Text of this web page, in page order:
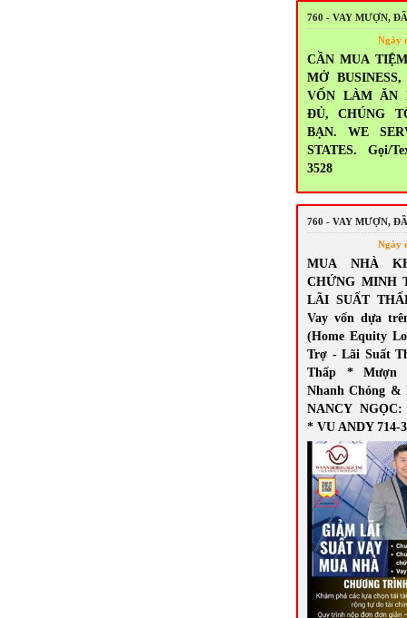
760 - VAY MƯỢN,
Ngày
CẦN MUA
MỞ
VỐN LÀM ĂN
ĐỦ, CHÚNG
BẠN. WE
STATES. Gọi/
3528
760 - VAY MƯỢN,
Ngày
MUA NHÀ
CHỨNG MINH
LÃI SUẤT
Vay vốn dựa
(Home Equity
Trợ - Lãi Suất
Thấp * Mượn
Nhanh Chóng &
NANCY NGỌC:
* VU ANDY 714-